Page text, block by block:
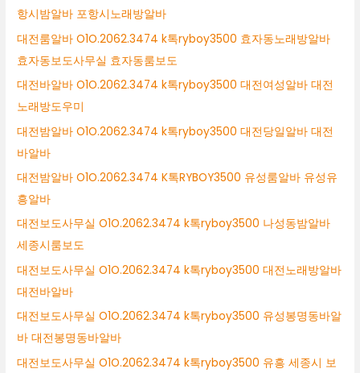
항시밤알바 포항시노래방알바
대전룸알바 O1O.2062.3474 k톡ryboy3500 효자동노래방알바
효자동보도사무실 효자동룸보도
대전바알바 O1O.2062.3474 k톡ryboy3500 대전여성알바 대전
노래방도우미
대전밤알바 O1O.2062.3474 k톡ryboy3500 대전당일알바 대전
바알바
대전밤알바 O1O.2062.3474 K톡RYBOY3500 유성룸알바 유성유
흥알바
대전보도사무실 O1O.2062.3474 k톡ryboy3500 나성동밤알바
세종시룸보도
대전보도사무실 O1O.2062.3474 k톡ryboy3500 대전노래방알바
대전바알바
대전보도사무실 O1O.2062.3474 k톡ryboy3500 유성봉명동바알
바 대전봉명동바알바
대전보도사무실 O1O.2062.3474 k톡ryboy3500 유흥 세종시 보